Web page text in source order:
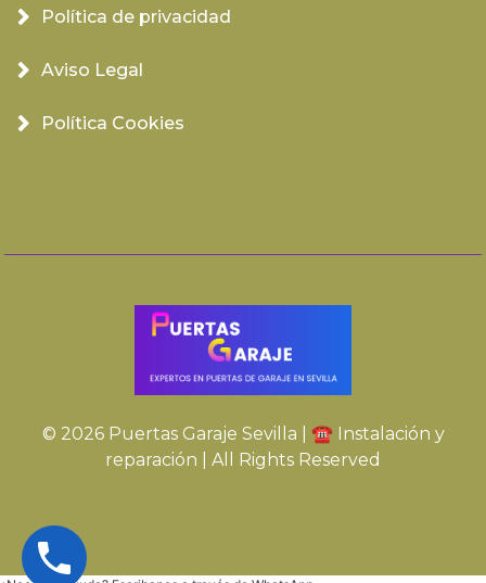
Política de privacidad
Aviso Legal
Política Cookies
© 2026 Puertas Garaje Sevilla | ☎️ Instalación y
reparación | All Rights Reserved